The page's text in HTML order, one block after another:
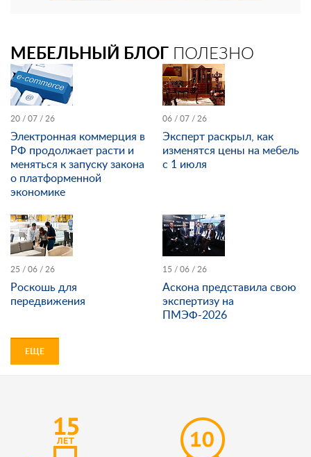
МЕБЕЛЬНЫЙ БЛОГ ПОЛЕЗНО
20 / 07 / 26
Электронная коммерция в
РФ продолжает расти и
меняться к запуску закона
о платформенной
экономике
06 / 07 / 26
Эксперт раскрыл, как
изменятся цены на мебель
с 1 июля
25 / 06 / 26
Роскошь для
передвижения
15 / 06 / 26
Аскона представила свою
экспертизу на
ПМЭФ-2026
ЕЩЕ